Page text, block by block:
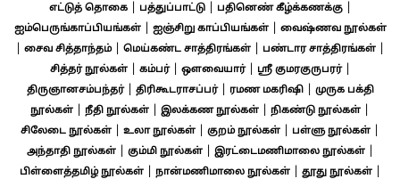
எட்டுத் தொகை| பத்துப்பாட்டு| பதினெண் கீழ்க்கணக்கு|
ஐம்பெருங்காப்பியங்கள்| ஐஞ்சிறு காப்பியங்கள்| வைஷ்ணவ நூல்கள்
சைவ சித்தாந்தம்| மெய்கண்ட சாத்திரங்கள் பண்டார சாத்திரங்கள்
சித்தர் நூல்கள்| கம்பர்| ஔவையார்| ஸ்ரீ குமரகுருபரர்|
திருஞானசம்பந்தர்| திரிகூடராசப்பர்| ரமண மகரிஷி|
முருக பக்தி
நூல்கள்
நீதி நூல்கள் இலக்கண நூல்கள் நிகண்டு நூல்கள்
சிலேடை நூல்கள் உலா நூல்கள் குறம் நூல்கள் பள்ளு நூல்கள்
அந்தாதி நூல்கள்| கும்மி நூல்கள்| இரட்டைமணிமாலை நூல்கள்|
பிள்ளைத்தமிழ் நூல்கள்| நான்மணிமாலை நூல்கள்| தூது நூல்கள்|